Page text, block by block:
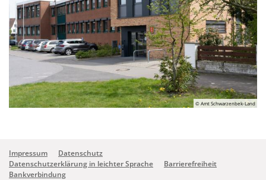
© Amt Schwarzenbek-Land
Impressum
Datenschutz
Datenschutzerklärung in leichter Sprache
Barrierefreiheit
Bankverbindung